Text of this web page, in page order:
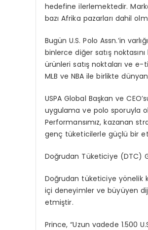
hedefine ilerlemektedir.
bazı Afrika pazarları dahil
Bugün U.S. Polo Assn.’in varlığı
binlerce diğer satış noktasını
ürünleri satışnoktalarıve e-
MLB ve NBA ile birlikte dünyan
USPA Global Başkan ve CEO’
uygulama ve polo sporuyla
Performansımız, kazanan
genç tüketicilerle güçlübir
Doğrudan Tüketiciye (DTC)
Doğrudan tüketiciye yönelik
içi deneyimler ve büyüyen
etmiştir.
Prince, “Uzun vadede 1.500